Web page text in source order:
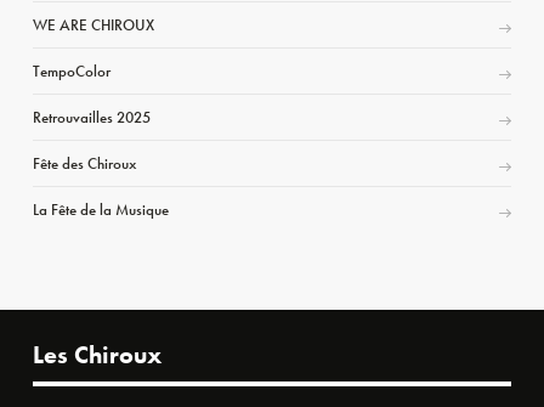
WE ARE CHIROUX
TempoColor
Retrouvailles 2025
Fête des Chiroux
La Fête de la Musique
Les Chiroux